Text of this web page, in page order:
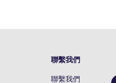
聯繫我們
聯繫我們